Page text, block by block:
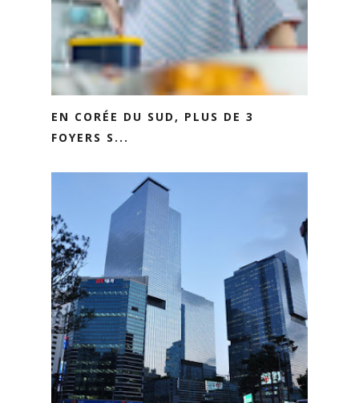
EN CORÉE DU SUD, PLUS DE 3
FOYERS S...